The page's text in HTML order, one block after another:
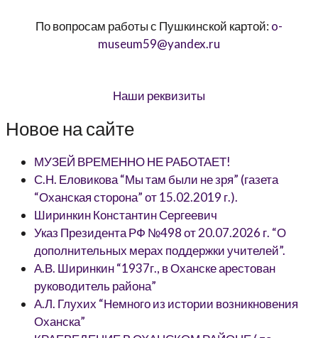
По вопросам работы с Пушкинской картой: o-
museum59@yandex.ru
Наши реквизиты
Новое на сайте
МУЗЕЙ ВРЕМЕННО НЕ РАБОТАЕТ!
С.Н. Еловикова “Мы там были не зря” (газета
“Оханская сторона” от 15.02.2019 г.).
Ширинкин Константин Сергеевич
Указ Президента РФ №498 от 20.07.2026 г. “О
дополнительных мерах поддержки учителей”.
А.В. Ширинкин “1937г., в Оханске арестован
руководитель района”
А.Л. Глухих “Немного из истории возникновения
Оханска”